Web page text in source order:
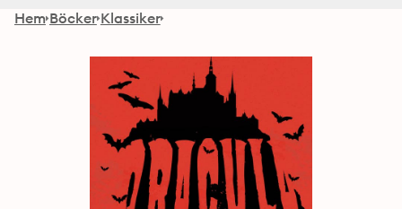
Hem Böcker Klassiker